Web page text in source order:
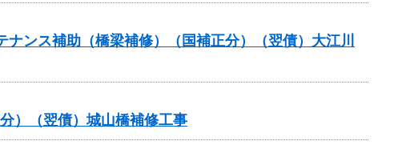
ンス補助（橋梁補修）（国補正分）（翌債）大江川
）（翌債）城山橋補修工事